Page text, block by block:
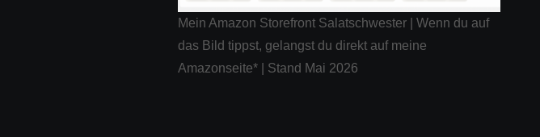
Mein Amazon Storefront Salatschwester | Wenn du auf
das Bild tippst, gelangst du direkt auf meine
Amazonseite* | Stand Mai 2026